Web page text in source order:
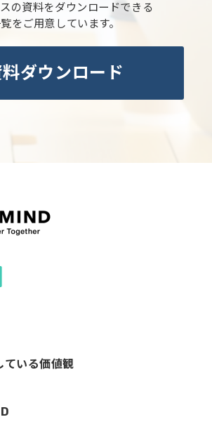
の資料をダウンロードできる
をご用意しています。
ダウンロード
ている価値観